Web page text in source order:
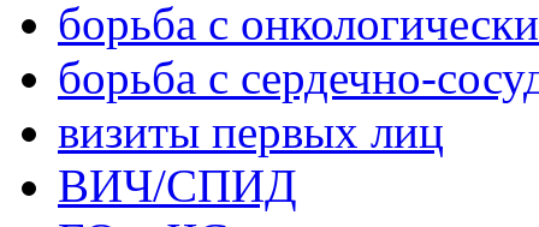
борьба с
борьба с сердечно-
визиты первых лиц
ВИЧ/СПИД